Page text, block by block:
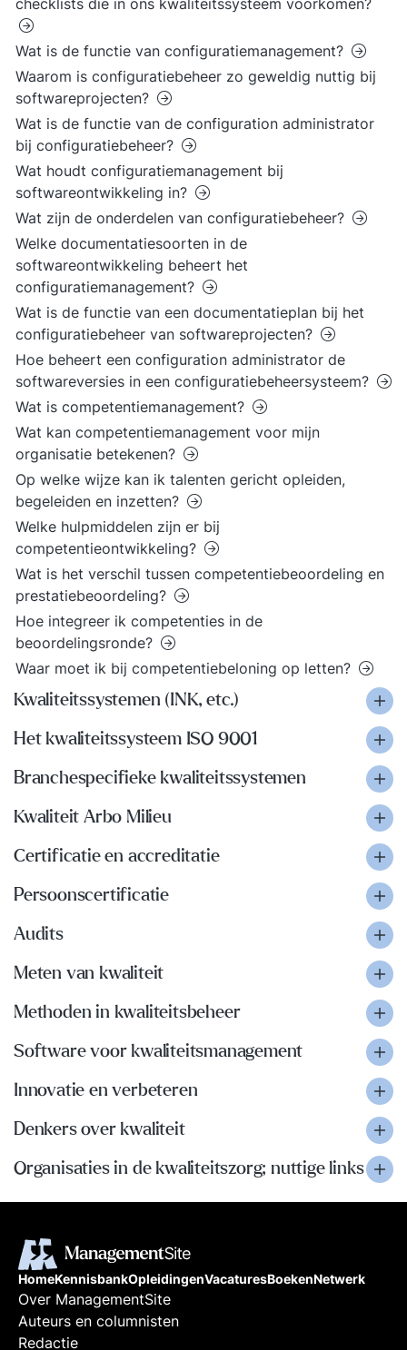
checklists die in ons kwaliteitssysteem voorkomen?
Wat is de functie van configuratiemanagement?
Waarom is configuratiebeheer zo geweldig nuttig bij
softwareprojecten?
Wat is de functie van de configuration administrator
bij configuratiebeheer?
Wat houdt configuratiemanagement bij
softwareontwikkeling in?
Wat zijn de onderdelen van configuratiebeheer?
Welke documentatiesoorten in de
softwareontwikkeling beheert het
configuratiemanagement?
Wat is de functie van een documentatieplan bij het
configuratiebeheer van softwareprojecten?
Hoe beheert een configuration administrator de
softwareversies in een configuratiebeheersysteem?
Wat is competentiemanagement?
Wat kan competentiemanagement voor mijn
organisatie betekenen?
Op welke wijze kan ik talenten gericht opleiden,
begeleiden en inzetten?
Welke hulpmiddelen zijn er bij
competentieontwikkeling?
Wat is het verschil tussen competentiebeoordeling en
prestatiebeoordeling?
Hoe integreer ik competenties in de
beoordelingsronde?
Waar moet ik bij competentiebeloning op letten?
Kwaliteitssystemen (INK, etc.)
Het kwaliteitssysteem ISO 9001
Branchespecifieke kwaliteitssystemen
Kwaliteit Arbo Milieu
Certificatie en accreditatie
Persoonscertificatie
Audits
Meten van kwaliteit
Methoden in kwaliteitsbeheer
Software voor kwaliteitsmanagement
Innovatie en verbeteren
Denkers over kwaliteit
Organisaties in de kwaliteitszorg; nuttige links
HomeKennisbankOpleidingenVacaturesBoekenNetwerk
Over ManagementSite
Auteurs en columnisten
Redactie